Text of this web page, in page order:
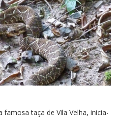
famosa taça de Vila Velha, inicia-